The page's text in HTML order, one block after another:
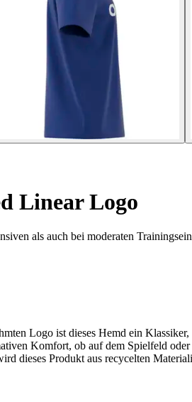
Linear Logo
als auch bei moderaten
Logo ist dieses Hemd ein
Komfort, ob auf dem Spielfeld
dieses Produkt aus recycelten